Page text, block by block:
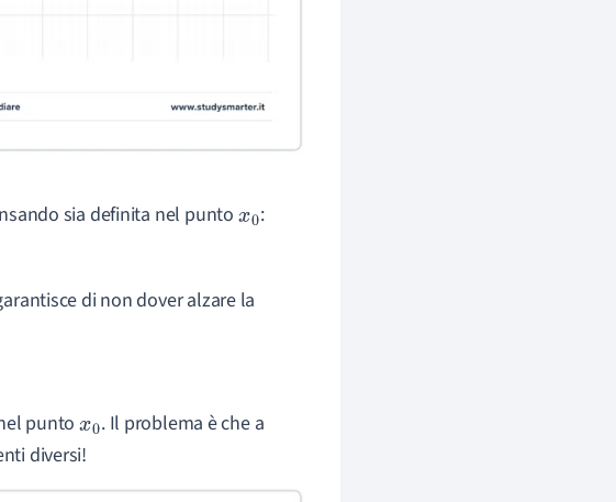
sia definita nel punto x0:
di non dover alzare la
puntox0. Il problema è che a
diversi!